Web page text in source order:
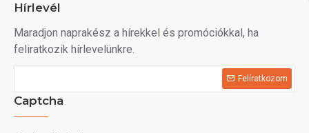
Hírlevél
Maradjon naprakész a hírekkel és promóciókkal, ha
feliratkozik hírlevelünkre.
Felíratkozom
Captcha